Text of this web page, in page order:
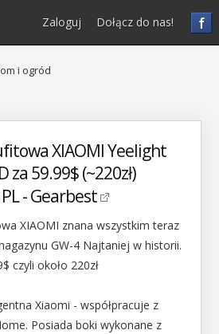
f
Zaloguj Dołącz do nas!
i ogród
XIAOMI Yeelight
za 59.99$ (~220zł)
- Gearbest
XIAOMI znana wszystkim teraz
GW-4 Najtaniej w historii.
czyli około 220zł
Xiaomi - współpracuje z
Posiada boki wykonane z